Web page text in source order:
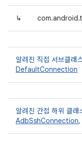
↳
알려진 직접 서브클래
DefaultConnection
알려진 간접 하위 클래
AdbSshConnection,